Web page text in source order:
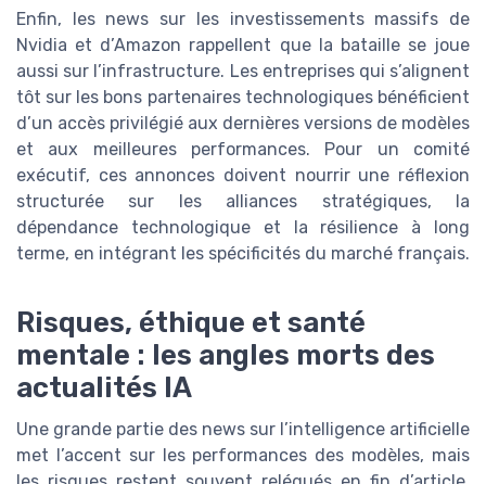
Enfin, les news sur les investissements massifs de
Nvidia et d’Amazon rappellent que la bataille se joue
aussi sur l’infrastructure. Les entreprises qui s’alignent
tôt sur les bons partenaires technologiques bénéficient
d’un accès privilégié aux dernières versions de modèles
et aux meilleures performances. Pour un comité
exécutif, ces annonces doivent nourrir une réflexion
structurée sur les alliances stratégiques, la
dépendance technologique et la résilience à long
terme, en intégrant les spécificités du marché français.
Risques, éthique et santé
mentale : les angles morts des
actualités IA
Une grande partie des news sur l’intelligence artificielle
met l’accent sur les performances des modèles, mais